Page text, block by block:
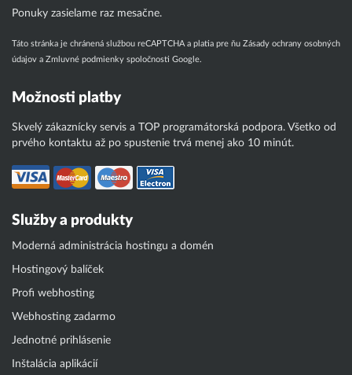
Ponuky zasielame raz mesačne.
Táto stránka je chránená službou reCAPTCHA a platia pre ňu Zásady ochrany osobných
údajov a Zmluvné podmienky spoločnosti Google.
Možnosti platby
Skvelý zákaznícky servis a TOP programátorská podpora. Všetko od
prvého kontaktu až po spustenie trvá menej ako 10 minút.
Služby a produkty
Moderná administrácia hostingu a domén
Hostingový balíček
Profi webhosting
Webhosting zadarmo
Jednotné prihlásenie
Inštalácia aplikácií